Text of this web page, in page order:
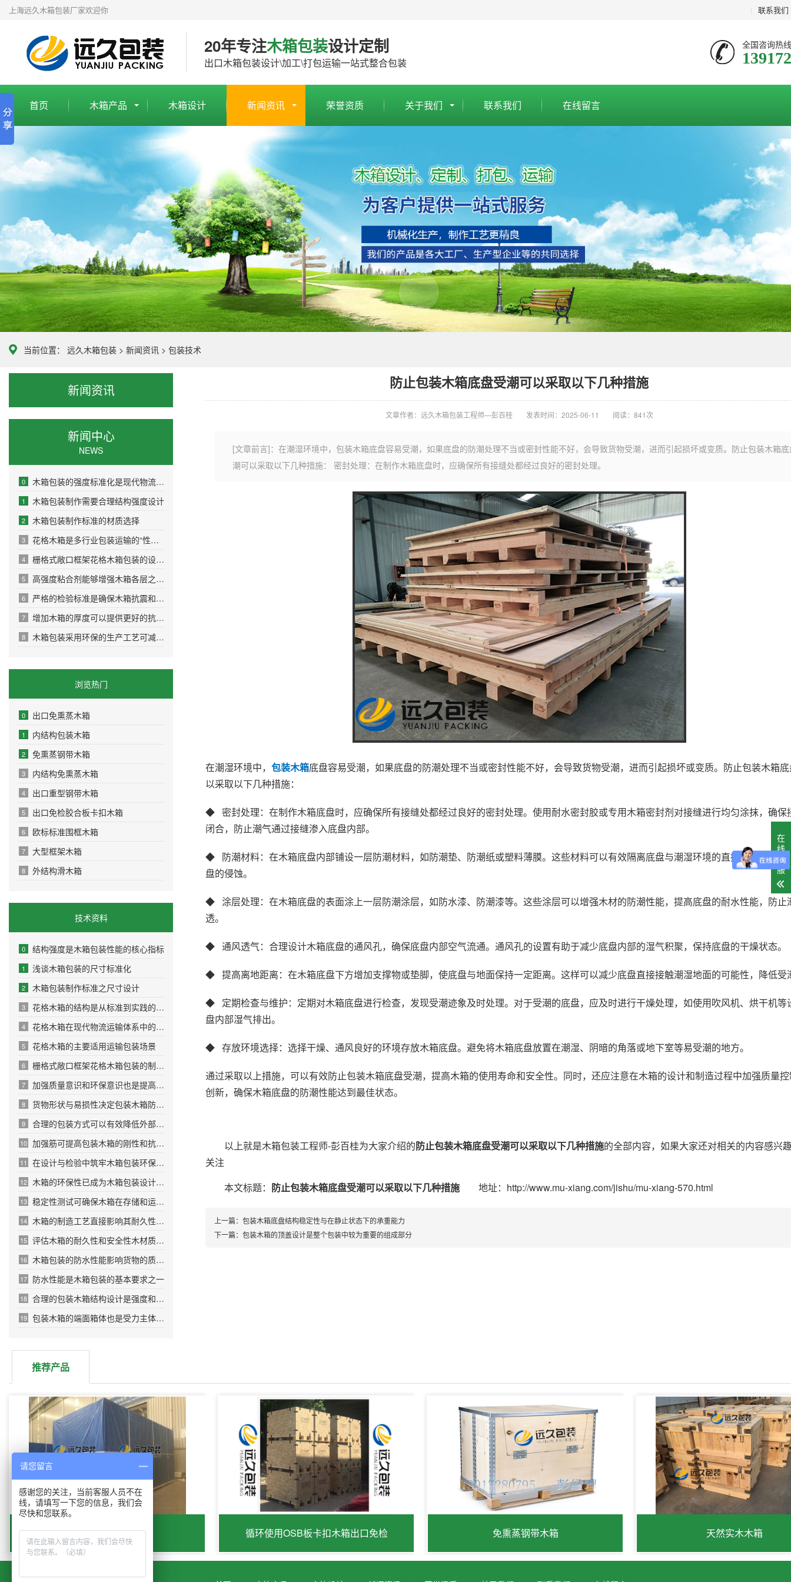
联系我们
上海远久木箱包装厂家欢迎你
20年专注木箱包装设计定制
出口木箱包装设计\加工\打包运输一站式整合包装
全国咨询热
首页 木箱产品 木箱设计 新闻资讯 荣誉资质 关于我们 联系我们 在线留言
当前位置： 远久木箱包装 > 新闻资讯 > 包装技术
新闻资讯
新闻中心
NEWS
0 木箱包装的强度标准化是现代物流安全的基石
1 木箱包装制作需要合理结构强度设计
2 木箱包装制作标准的材质选择
3 花格木箱是多行业包装运输的“性价比之选”
4 栅格式敞口框架花格木箱包装的设计原则
5 高强度粘合剂能够增强木箱各层之间的粘结力
6 严格的检验标准是确保木箱抗震和耐压性能的关键环节
7 增加木箱的厚度可以提供更好的抗冲击和抗压性能
8 木箱包装采用环保的生产工艺可减少对环境的污染
浏览热门
0 出口免熏蒸木箱
1 内结构包装木箱
2 免熏蒸钢带木箱
3 内结构免熏蒸木箱
4 出口重型钢带木箱
5 出口免检胶合板卡扣木箱
6 欧标标准围框木箱
7 大型框架木箱
8 外结构滑木箱
技术资料
0 结构强度是木箱包装性能的核心指标
1 浅谈木箱包装的尺寸标准化
2 木箱包装制作标准之尺寸设计
3 花格木箱的结构是从标准到实践的精密设计
4 花格木箱在现代物流运输体系中的实用优势
5 花格木箱的主要适用运输包装场景
6 栅格式敞口框架花格木箱包装的制作流程
7 加强质量意识和环保意识也是提高木箱性能的重要方面
8 货物形状与易损性决定包装木箱防护等级与内部设计
9 合理的包装方式可以有效降低外部压力和冲击对木箱的影响
10 加强筋可提高包装木箱的刚性和抗扭曲能力
11 在设计与检验中筑牢木箱包装环保防线
12 木箱的环保性已成为木箱包装设计及检验中的重要指标
13 稳定性测试可确保木箱在存储和运输过程中保持稳定
14 木箱的制造工艺直接影响其耐久性与安全性
15 评估木箱的耐久性和安全性木材质量是关键基础
16 木箱包装的防水性能影响货物的质量和安全
17 防水性能是木箱包装的基本要求之一
18 合理的包装木箱结构设计是强度和稳定性的保证
19 包装木箱的端面箱体也是受力主体之一
防止包装木箱底盘受潮可以采取以下几种措施
文章作者：远久木箱包装工程师—彭百桂 发表时间：2025-06-11 阅读： 841次
[文章前言]：在潮湿环境中，包装木箱底盘容易受潮，如果底盘的防潮处理不当或密封性能不好，会导致货物受潮，进而引起损坏或变质。防止包装木箱
潮可以采取以下几种措施： 密封处理：在制作木箱底盘时，应确保所有接缝处都经过良好的密封处理。
在潮湿环境中， 包装木箱底盘容易受潮，如果底盘的防潮处理不当或密封性能不好，会导致货物受潮，进而引起损坏或变质。防止包装木箱
以采取以下几种措施：
◆ 密封处理：在制作木箱底盘时，应确保所有接缝处都经过良好的密封处理。使用耐水密封胶或专用木箱密封剂对接缝进行均匀涂抹，确保
闭合，防止潮气通过接缝渗入底盘内部。
◆ 防潮材料：在木箱底盘内部铺设一层防潮材料，如防潮垫、防潮纸或塑料薄膜。这些材料可以有效隔离底盘与潮湿环境的直接接触，减少
盘的侵蚀。
◆ 涂层处理：在木箱底盘的表面涂上一层防潮涂层，如防水漆、防潮漆等。这些涂层可以增强木材的防潮性能，提高底盘的耐水性能，防止
透。
◆ 通风透气：合理设计木箱底盘的通风孔，确保底盘内部空气流通。通风孔的设置有助于减少底盘内部的湿气积聚，保持底盘的干燥状态。
◆ 提高离地距离：在木箱底盘下方增加支撑物或垫脚，使底盘与地面保持一定距离。这样可以减少底盘直接接触潮湿地面的可能性，降低受
◆ 定期检查与维护：定期对木箱底盘进行检查，发现受潮迹象及时处理。对于受潮的底盘，应及时进行干燥处理，如使用吹风机、烘干机等
盘内部湿气排出。
◆ 存放环境选择：选择干燥、通风良好的环境存放木箱底盘。避免将木箱底盘放置在潮湿、阴暗的角落或地下室等易受潮的地方。
通过采取以上措施，可以有效防止包装木箱底盘受潮，提高木箱的使用寿命和安全性。同时，还应注意在木箱的设计和制造过程中加强质量
创新，确保木箱底盘的防潮性能达到最佳状态。
以上就是木箱包装工程师-彭百桂为大家介绍的防止包装木箱底盘受潮可以采取以下几种措施的全部内容，如果大家还对相关的内容感兴
关注
本文标题： 防止包装木箱底盘受潮可以采取以下几种措施 地址：http://www.mu-xiang.com/jishu/mu-xiang-570.html
上一篇：包装木箱底盘结构稳定性与在静止状态下的承重能力
下一篇：包装木箱的顶盖设计是整个包装中较为重要的组成部分
推荐产品
海运出口免熏蒸木箱 循环使用OSB板卡扣木箱出口免检 免熏蒸钢带木箱 天然实木木箱
在
线
客
服
请您留言
感谢您的关注，当前客服人员不在
线，请填写一下您的信息，我们会
尽快和您联系。